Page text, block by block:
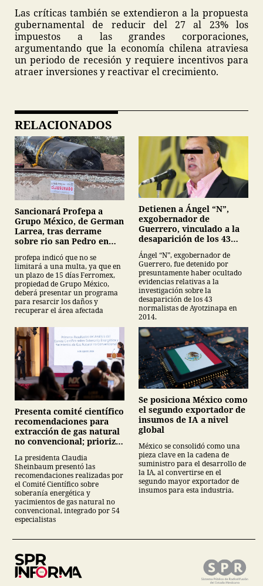
Las críticas también se extendieron a la propuesta
gubernamental de reducir del 27 al 23% los
impuestos a las grandes corporaciones,
argumentando que la economía chilena atraviesa
un periodo de recesión y requiere incentivos para
atraer inversiones y reactivar el crecimiento.
RELACIONADOS
Sancionará Profepa a
Grupo México, de German
Larrea, tras derrame
sobre rio san Pedro en
profepa indicó que no se
limitará a una multa, ya que en
un plazo de 15 días Ferromex,
propiedad de Grupo México,
deberá presentar un programa
para resarcir los daños y
recuperar el área afectada
Detienen a Ángel “N”,
exgobernador de
Guerrero, vinculado a la
desaparición de los 43
normalistas de
Ayotzinapa
Ángel “N”, exgobernador de
Guerrero, fue detenido por
presuntamente haber ocultado
evidencias relativas a la
investigación sobre la
desaparición de los 43
normalistas de Ayotzinapa en
2014.
Presenta comité científico
recomendaciones para
extracción de gas natural
no convencional; prioriza
descarta yacimiento
Tampico-Misantla
La presidenta Claudia
Sheinbaum presentó las
recomendaciones realizadas por
el Comité Científico sobre
soberanía energética y
yacimientos de gas natural no
convencional, integrado por 54
especialistas
Se posiciona México como
el segundo exportador de
insumos de IA a nivel
global
México se consolidó como una
pieza clave en la cadena de
suministro para el desarrollo de
la IA, al convertirse en el
segundo mayor exportador de
insumos para esta industria.